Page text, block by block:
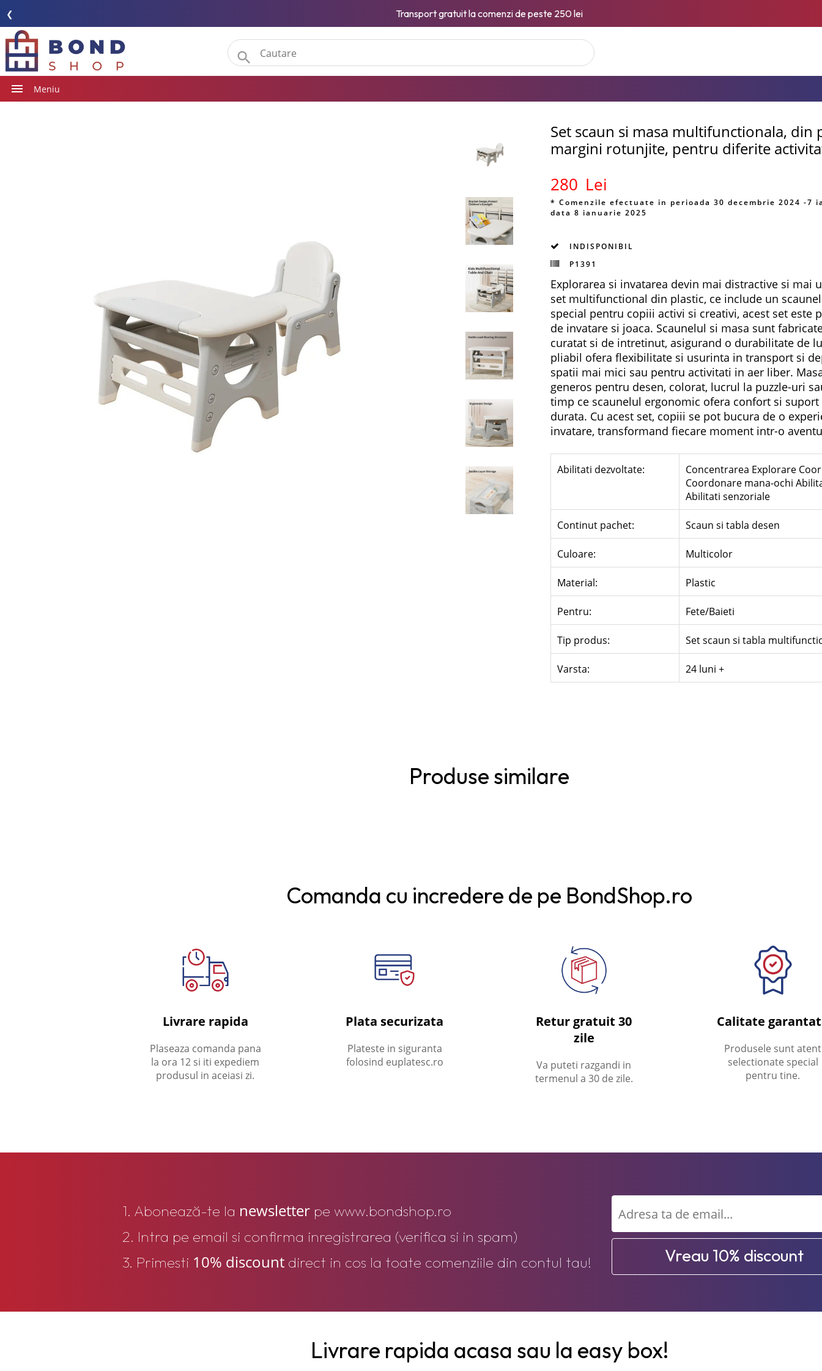
Transport gratuit la comenzi de peste 250 lei
❮
Meniu
Set scaun si masa multifunctionala, din
margini rotunjite, pentru diferite
280 Lei
* Comenzile efectuate in perioada 30 decembrie 2024 -7
data 8 ianuarie 2025
INDISPONIBIL
P1391
Explorarea si invatarea devin mai distractive si mai
set multifunctional din plastic, ce include un
special pentru copiii activi si creativi, acest set este
de invatare si joaca. Scaunelul si masa sunt
curatat si de intretinut, asigurand o durabilitate de
pliabil ofera flexibilitate si usurinta in transport si
spatii mai mici sau pentru activitati in aer liber.
generos pentru desen, colorat, lucrul la puzzle-uri
timp ce scaunelul ergonomic ofera confort si
durata. Cu acest set, copiii se pot bucura de o
invatare, transformand fiecare moment intr-o
Abilitati dezvoltate:
Concentrarea Explorare
Coordonare mana-ochi
Abilitati senzoriale
Continut pachet: Scaun si tabla desen
Culoare: Multicolor
Material: Plastic
Pentru: Fete/Baieti
Tip produs: Set scaun si tabla
Varsta: 24 luni +
Produse similare
Comanda cu incredere de pe BondShop.ro
Livrare rapida
Plaseaza comanda pana
la ora 12 si iti expediem
produsul in aceiasi zi.
Plata securizata
Plateste in siguranta
folosind euplatesc.ro
Retur gratuit 30
zile
Va puteti razgandi in
termenul a 30 de zile.
Calitate
Produsele sunt atent
selectionate special
pentru tine.
1. Abonează-te la newsletter pe www.bondshop.ro
2. Intra pe email si confirma inregistrarea (verifica si in spam)
3. Primesti 10% discount direct in cos la toate comenziile din contul tau! Vreau 10% discount
Livrare rapida acasa sau la easy box!